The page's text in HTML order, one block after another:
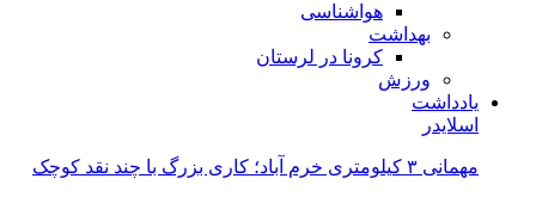
هواشناسی
بهداشت
کرونا در لرستان
ورزش
یادداشت
اسلایدر
مهمانی ۳ کیلومتری خرم آباد؛ کاری بزرگ با چند نقد کوچک